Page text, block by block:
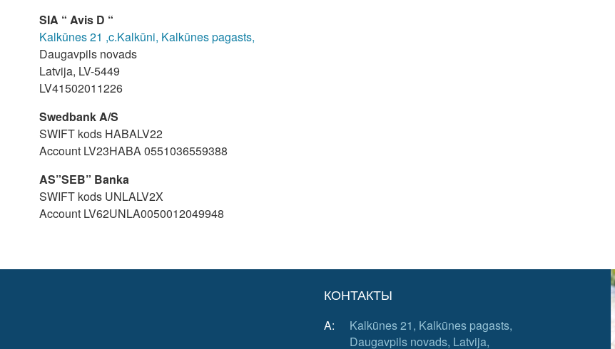
SIA “ Avis D “
Kalkūnes 21 ,c.Kalkūni, Kalkūnes pagasts,
Daugavpils novads
Latvija, LV-5449
LV41502011226
Swedbank A/S
SWIFT kods HABALV22
Account LV23HABA 0551036559388
AS”SEB” Banka
SWIFT kods UNLALV2X
Account LV62UNLA0050012049948
КОНТАКТЫ
A:
Kalkūnes 21, Kalkūnes pagasts,
Daugavpils novads, Latvija,